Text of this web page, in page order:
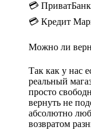
💳 ПриватБанк
💳 Кредит
Можно ли
Так как у нас
реальный
просто
вернуть не
абсолютно
возвратом